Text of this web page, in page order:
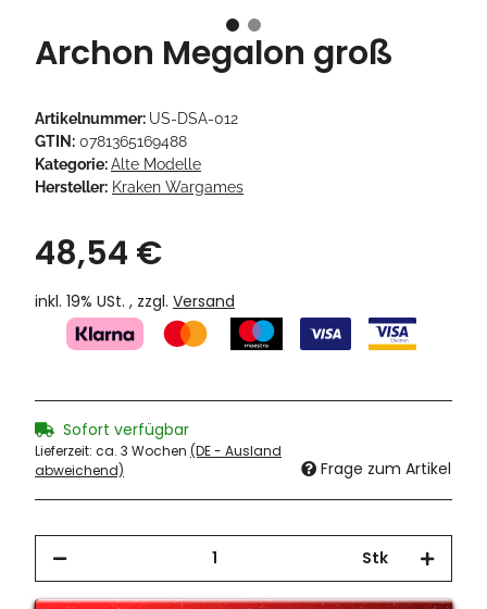
Archon Megalon groß
Artikelnummer: US-DSA-012
GTIN: 0781365169488
Kategorie:Alte Modelle
Hersteller: Kraken Wargames
48,54 €
inkl. 19% USt. , zzgl. Versand
Sofort verfügbar
Lieferzeit: ca. 3 Wochen (DE - Ausland
abweichend)
Frage zum Artikel
Stk